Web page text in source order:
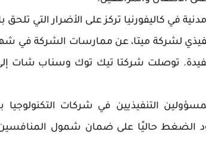
في كاليفورنيا تركز على الأضرار التي
لشركة ميتا، عن ممارسات الشركة في
توصلت شركتا تيك توك وسناب شات
التنفيذيين في شركات التكنولوجيا
الضغط حاليًا على ضمان شمول